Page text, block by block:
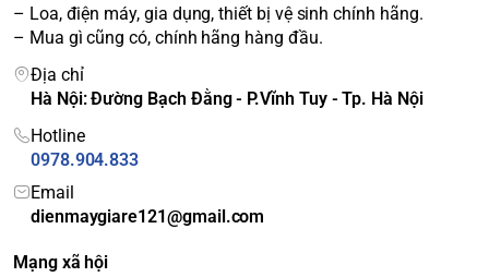
– Loa, điện máy, gia dụng, thiết bị vệ sinh chính hãng.
– Mua gì cũng có, chính hãng hàng đầu.
Địa chỉ
Hà Nội: Đường Bạch Đằng - P.Vĩnh Tuy - Tp. Hà Nội
Hotline
0978.904.833
Email
dienmaygiare121@gmail.com
Mạng xã hội